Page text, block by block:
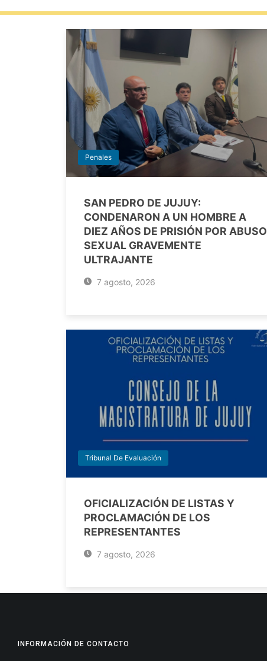
Penales
SAN PEDRO DE JUJUY:
CONDENARON A UN HOMBRE A
DIEZ AÑOS DE PRISIÓN POR ABUSO
SEXUAL GRAVEMENTE
ULTRAJANTE
7 agosto, 2026
Tribunal De Evaluación
OFICIALIZACIÓN DE LISTAS Y
PROCLAMACIÓN DE LOS
REPRESENTANTES
7 agosto, 2026
INFORMACIÓN DE CONTACTO